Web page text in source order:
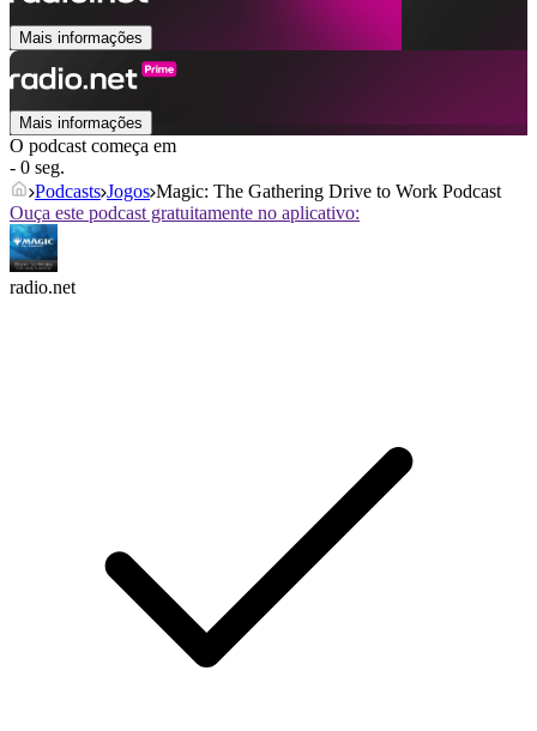
Mais informações
Mais informações
O podcast começa em
- 0 seg.
Podcasts Jogos Magic: The Gathering Drive to Work Podcast
Ouça este podcast gratuitamente no aplicativo:
radio.net